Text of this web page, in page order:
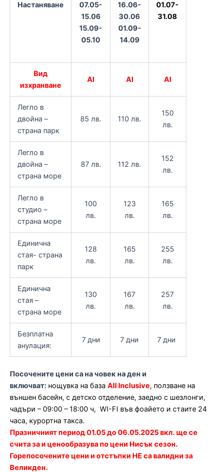
Настаняване
07.05-
15.06
15.09-
05.10
16.06-
30.06
01.09-
14.09
01.07-
31.08
Вид
изхранване
АI AI AI
Легло в
двойна –
страна парк
85 лв. 110 лв.
150
лв.
Легло в
двойна –
страна море
87 лв. 112 лв.
152
лв.
Легло в
студио –
страна море
100
лв.
123
лв.
165
лв.
Единична
стая- страна
парк
128
лв.
165
лв.
255
лв.
Единична
стая –
страна море
130
лв.
167
лв.
257
лв.
Безплатна
анулация:
7 дни 7 дни 7 дни
Посочените цени са на човек на ден и
включват: нощувка на база All Inclusive, ползване на
външен басейн, с детскo отделениe, заедно с шезлонги,
чадъри – 09:00 – 18:00 ч, WI-FI във фоайето и стаите 24
часа, курортна такса.
Празничният период 01.05 до 06.05.2025 вкл. ще се
счита за и ценообразува по цени Нисък сезон.
Горепосочените цени и отстъпки НЕ са валидни за
Великден.